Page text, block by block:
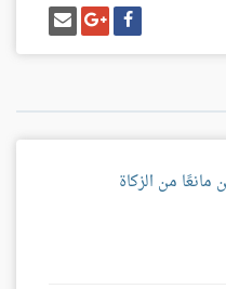
شارك
على
فيسبوك
شارك
على
غوغل
بلس
إرسل
إيميل
من الزكاة